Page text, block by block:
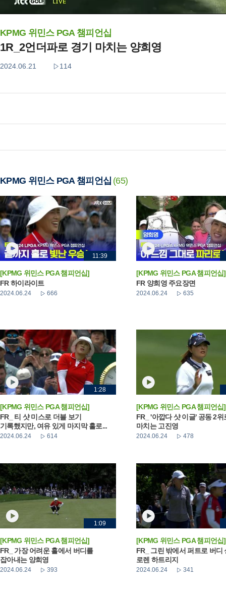
KPMG 위민스 PGA 챔피언십
1R_2언더파로 경기 마치는 양희영
2024.06.21 114
KPMG 위민스 PGA 챔피언십 (65)
11:39
[KPMG 위민스 PGA 챔피언십]
FR 하이라이트
2024.06.24 666
[KPMG 위민스 PGA 챔피언십]
FR 양희영 주요장면
2024.06.24 635
1:28
[KPMG 위민스 PGA 챔피언십]
FR_ 티 샷 미스로 더블 보기
기록했지만, 여유 있게 마지막 홀로...
2024.06.24 614
[KPMG 위민스 PGA 챔피언십]
FR_ '아깝다 샷 이글' 공동 2위
마치는 고진영
2024.06.24 478
1:09
[KPMG 위민스 PGA 챔피언십]
FR_ 가장 어려운 홀에서 버디를
잡아내는 양희영
2024.06.24 393
[KPMG 위민스 PGA 챔피언십]
FR_ 그린 밖에서 퍼트로 버디
로렌 하트리지
2024.06.24 341